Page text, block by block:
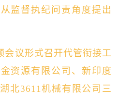
监督执纪问责角度提出
会议形式召开代管衔接工
资源有限公司、新印度
北3611 机械有限公司三